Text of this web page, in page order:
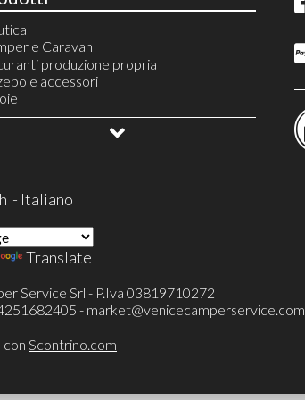
e Caravan
Acqua
e accessori
e accessori
portatili ed accessori
letto e accessori
e accessori
e calze da neve
specchietti esterni
ed accessori
cabina
produzione propria
e accessori
e vita all'aperto
- Italiano
Translate
Service Srl - P.Iva 03819710272
- market@venicecamperservice.com
Scontrino.com